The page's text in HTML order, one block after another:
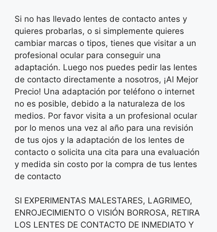
Si no has llevado lentes de contacto antes y
quieres probarlas, o si simplemente quieres
cambiar marcas o tipos, tienes que visitar a un
profesional ocular para conseguir una
adaptación. Luego nos puedes pedir las lentes
de contacto directamente a nosotros, ¡Al Mejor
Precio! Una adaptación por teléfono o internet
no es posible, debido a la naturaleza de los
medios. Por favor visita a un profesional ocular
por lo menos una vez al año para una revisión
de tus ojos y la adaptación de los lentes de
contacto o solicita una cita para una evaluación
y medida sin costo por la compra de tus lentes
de contacto
SI EXPERIMENTAS MALESTARES, LAGRIMEO,
ENROJECIMIENTO O VISIÓN BORROSA, RETIRA
LOS LENTES DE CONTACTO DE INMEDIATO Y